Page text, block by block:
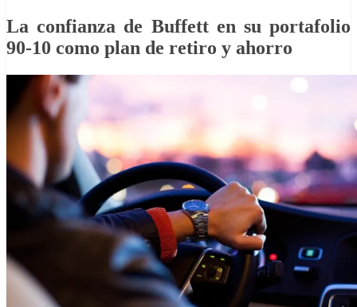
La confianza de Buffett en su portafolio
90-10 como plan de retiro y ahorro